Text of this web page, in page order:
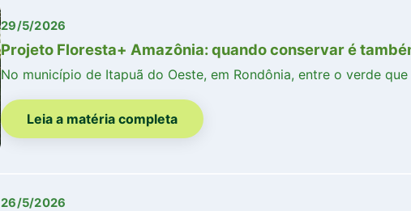
29/5/2026
Projeto Floresta+ Amazônia: quando conservar é
No município de Itapuã do Oeste, em Rondônia, entre o verde
Leia a matéria completa
26/5/2026